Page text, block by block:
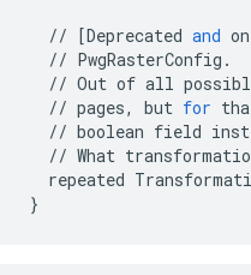
// [Deprecated and
// PwgRasterConfig .
// Out of all
// pages, but for
// boolean field
// What
repeated
}